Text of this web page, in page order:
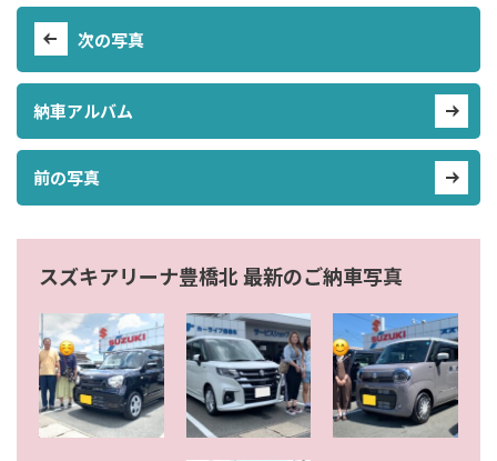
次の写真
納車アルバム
前の写真
スズキアリーナ豊橋北 最新のご納車写真